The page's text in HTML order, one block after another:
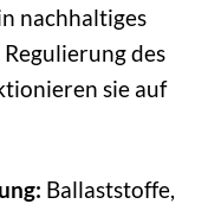
nachhaltiges
des
sie auf
Ballaststoffe,